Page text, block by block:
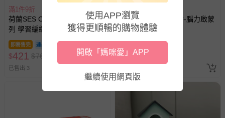
經消費者拆封之影音商品或電腦軟體（例如 DVD、CD
等）。
非以有形媒介提供之數位內容或一經提供即為完成之線
上服務，經消費者事先同意始提供（例如線上課程、遊
戲或活動點數等）。
-個人衛生用品（例如尿布、貼身衣物、泳裝、襪子、地
墊、寢具類等）。
-新生兒親膚衣物（嬰幼兒包巾與背巾、包屁衣、學習
滿1件9折
荷蘭SES Creative - DIY手作系
列 學習編織與打結-友誼手鍊
即將售完
$421 $768
已售出 3
滿1件9折
MiDeer - 美術摺紙書-腦力啟蒙
(LEVEL1)
$146 $
使用APP瀏覽
獲得更順暢的購物體驗
開啟「媽咪愛」APP
繼續使用網頁版